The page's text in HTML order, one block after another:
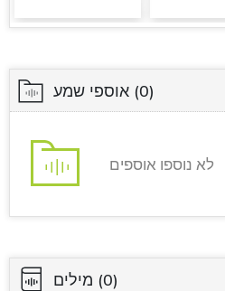
אוספי שמע (0)
לא נוספו אוספים
מילים (0)